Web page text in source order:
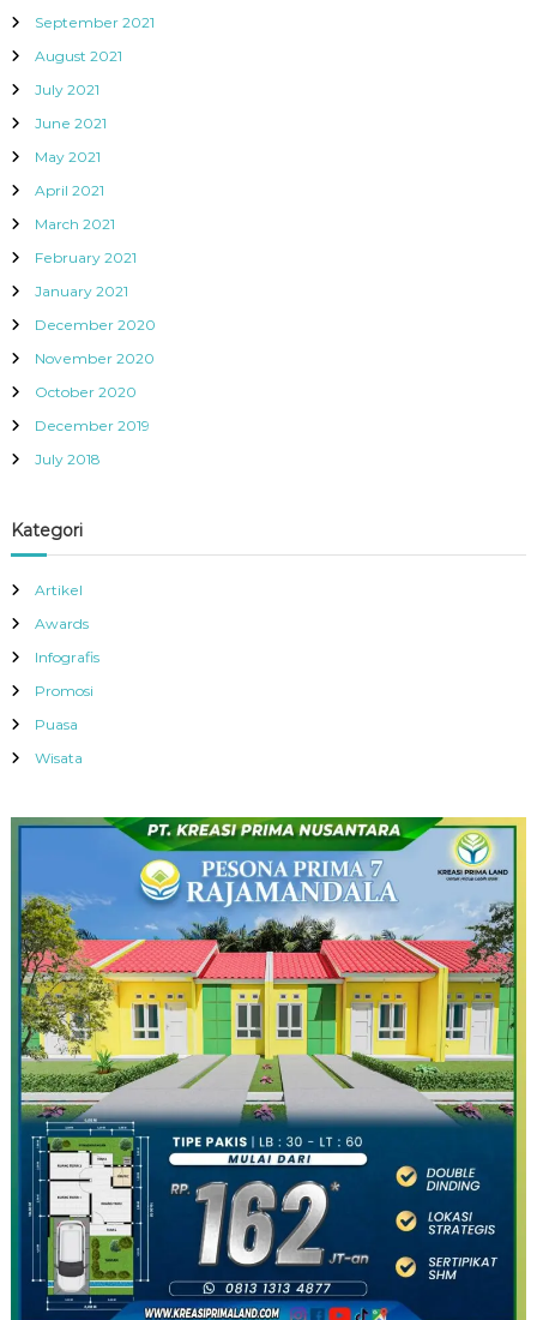
September 2021
August 2021
July 2021
June 2021
May 2021
April 2021
March 2021
February 2021
January 2021
December 2020
November 2020
October 2020
December 2019
July 2018
Kategori
Artikel
Awards
Infografis
Promosi
Puasa
Wisata